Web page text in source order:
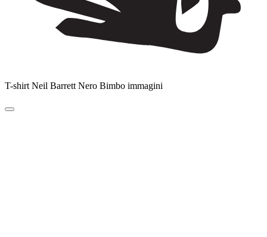
T-shirt Neil Barrett Nero Bimbo immagini